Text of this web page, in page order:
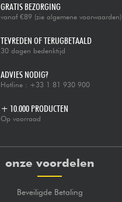
GRATIS BEZORGING
vanaf €89 (zie algemene voorwaarden)
TEVREDEN OF TERUGBETAALD
30 dagen bedenktijd
ADVIES NODIG?
Hotline : +33 1 81 930 900
+ 10.000 PRODUCTEN
Op voorraad
onze voordelen
Beveiligde Betaling